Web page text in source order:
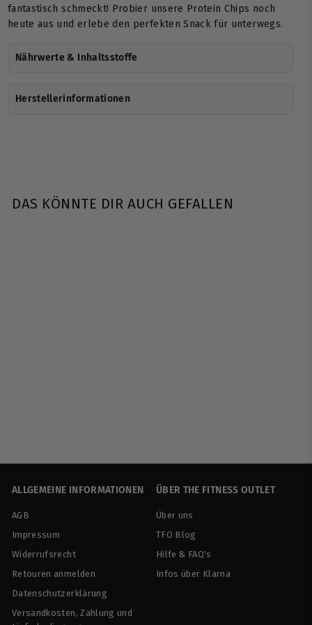
fantastisch schmeckt! Probier unsere Protein Chips noch
heute aus und erlebe den perfekten Snack für unterwegs.
Nährwerte & Inhaltsstoffe
Herstellerinformationen
DAS KÖNNTE DIR AUCH GEFALLEN
,
ALLGEMEINE INFORMATIONEN
AGB
Impressum
Widerrufsrecht
Retouren anmelden
Datenschutzerklärung
Versandkosten, Zahlung und
ÜBER THE FITNESS OUTLET
Über uns
TFO Blog
Hilfe & FAQ's
Infos über Klarna